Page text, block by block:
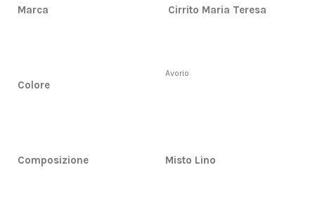
Marca Cirrito Maria Teresa
Colore
Avorio
Composizione Misto Lino